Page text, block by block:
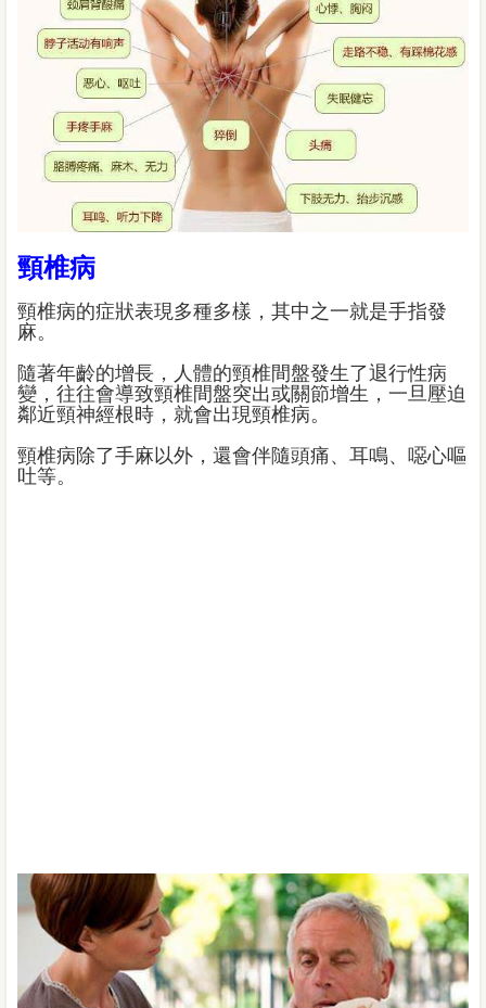
頸椎病
頸椎病的症狀表現多種多樣，其中之一就是手指發
麻。
隨著年齡的增長，人體的頸椎間盤發生了退行性病
變，往往會導致頸椎間盤突出或關節增生，一旦壓迫
鄰近頸神經根時，就會出現頸椎病。
頸椎病除了手麻以外，還會伴隨頭痛、耳鳴、噁心嘔
吐等。